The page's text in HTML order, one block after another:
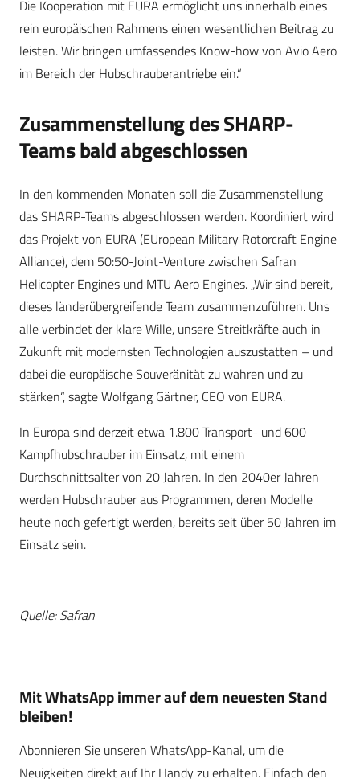
Die Kooperation mit EURA ermöglicht uns innerhalb eines
rein europäischen Rahmens einen wesentlichen Beitrag zu
leisten. Wir bringen umfassendes Know-how von Avio Aero
im Bereich der Hubschrauberantriebe ein.“
Zusammenstellung des SHARP-
Teams bald abgeschlossen
In den kommenden Monaten soll die Zusammenstellung
das SHARP-Teams abgeschlossen werden. Koordiniert wird
das Projekt von EURA (EUropean Military Rotorcraft Engine
Alliance), dem 50:50-Joint-Venture zwischen Safran
Helicopter Engines und MTU Aero Engines. „Wir sind bereit,
dieses länderübergreifende Team zusammenzuführen. Uns
alle verbindet der klare Wille, unsere Streitkräfte auch in
Zukunft mit modernsten Technologien auszustatten – und
dabei die europäische Souveränität zu wahren und zu
stärken“, sagte Wolfgang Gärtner, CEO von EURA.
In Europa sind derzeit etwa 1.800 Transport- und 600
Kampfhubschrauber im Einsatz, mit einem
Durchschnittsalter von 20 Jahren. In den 2040er Jahren
werden Hubschrauber aus Programmen, deren Modelle
heute noch gefertigt werden, bereits seit über 50 Jahren im
Einsatz sein.
Quelle: Safran
Mit WhatsApp immer auf dem neuesten Stand
bleiben!
Abonnieren Sie unseren WhatsApp-Kanal, um die
Neuigkeiten direkt auf Ihr Handy zu erhalten. Einfach den